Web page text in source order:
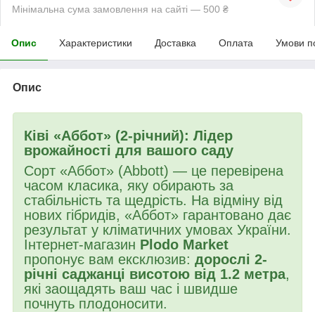
Мінімальна сума замовлення на сайті — 500 ₴
Опис Характеристики Доставка Оплата Умови
Опис
Ківі «Аббот» (2-річний): Лідер
врожайності для вашого саду
Сорт «Аббот» (Abbott) — це перевірена
часом класика, яку обирають за
стабільність та щедрість. На відміну від
нових гібридів, «Аббот» гарантовано дає
результат у кліматичних умовах України.
Інтернет-магазин Plodo Market
пропонує вам ексклюзив: дорослі 2-
річні саджанці висотою від 1.2 метра,
які заощадять ваш час і швидше
почнуть плодоносити.